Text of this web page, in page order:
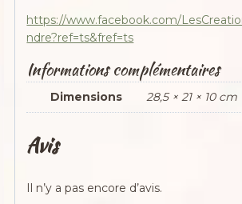
https://www.facebook.com/
ndre?ref=ts&fref=ts
Informations complémentaires
Dimensions 28,5 × 21 × 10 cm
Avis
Il n’y a pas encore d’avis.